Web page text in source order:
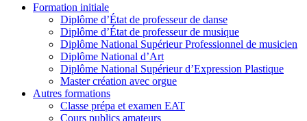
Formation initiale
Diplôme d’État de professeur de danse
Diplôme d’État de professeur de musique
Diplôme National Supérieur Professionnel de musicien
Diplôme National d’Art
Diplôme National Supérieur d’Expression Plastique
Master création avec orgue
Autres formations
Classe prépa et examen EAT
Cours publics amateurs